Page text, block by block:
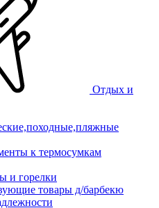
Отдых и
к термосумкам
и горелки
товары д/барбекю